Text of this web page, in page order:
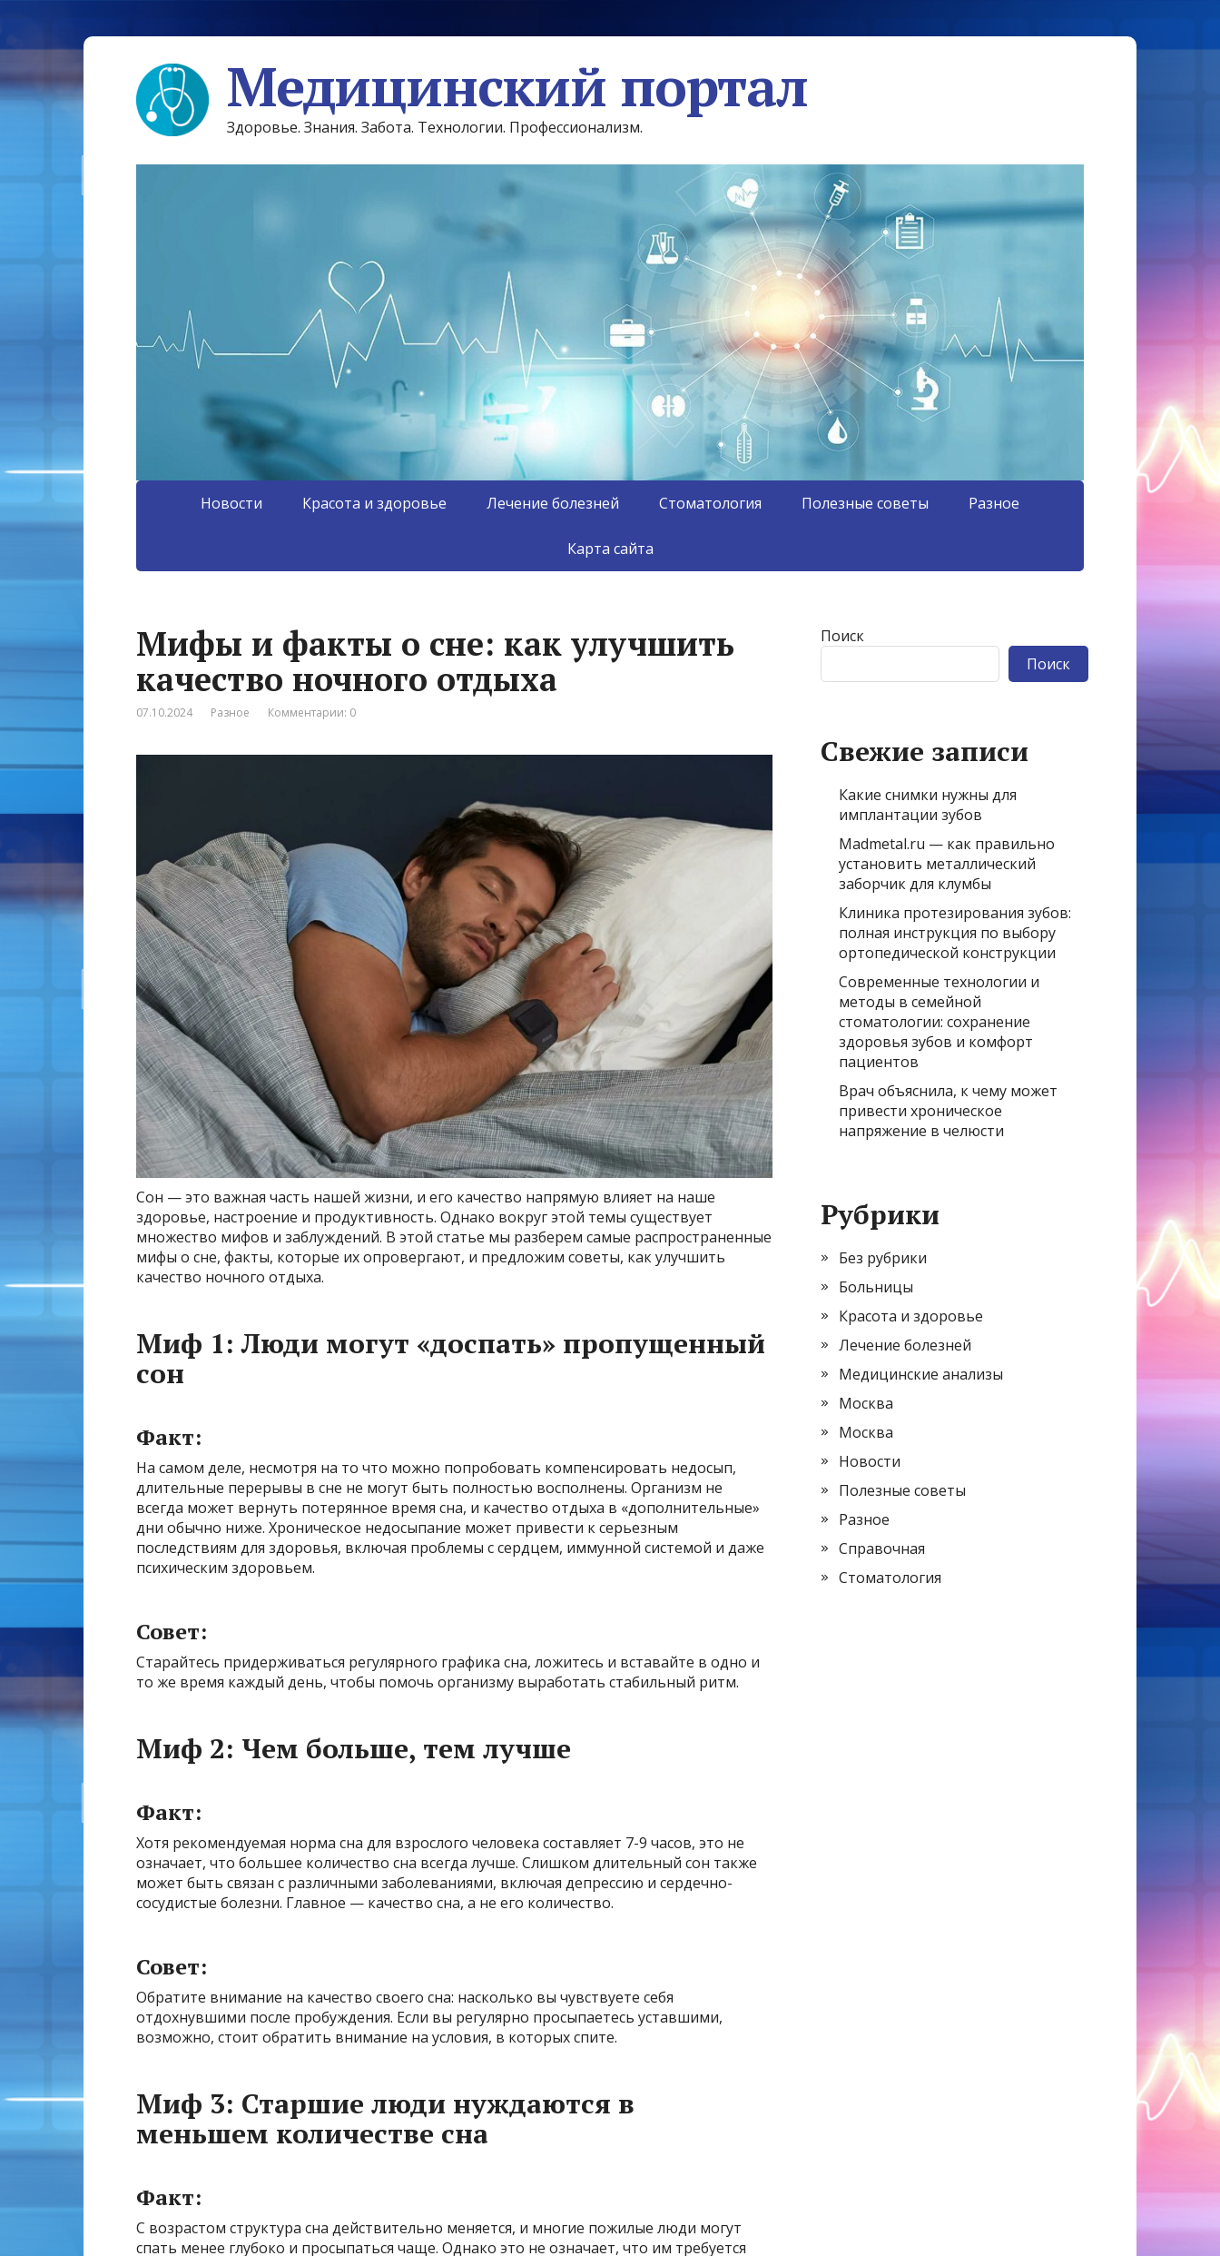
Медицинский портал
Здоровье. Знания. Забота. Технологии. Профессионализм.
Новости Красота и здоровье Лечение болезней Стоматология Полезные советы Разное
Карта сайта
Мифы и факты о сне: как улучшить
качество ночного отдыха
07.10.2024 Разное Комментарии: 0
Сон — это важная часть нашей жизни, и его качество напрямую влияет на наше
здоровье, настроение и продуктивность. Однако вокруг этой темы существует
множество мифов и заблуждений. В этой статье мы разберем самые распространенные
мифы о сне, факты, которые их опровергают, и предложим советы, как улучшить
качество ночного отдыха.
Миф 1: Люди могут «доспать» пропущенный
сон
Факт:
На самом деле, несмотря на то что можно попробовать компенсировать недосып,
длительные перерывы в сне не могут быть полностью восполнены. Организм не
всегда может вернуть потерянное время сна, и качество отдыха в «дополнительные»
дни обычно ниже. Хроническое недосыпание может привести к серьезным
последствиям для здоровья, включая проблемы с сердцем, иммунной системой и даже
психическим здоровьем.
Совет:
Старайтесь придерживаться регулярного графика сна, ложитесь и вставайте в одно и
то же время каждый день, чтобы помочь организму выработать стабильный ритм.
Миф 2: Чем больше, тем лучше
Факт:
Хотя рекомендуемая норма сна для взрослого человека составляет 7-9 часов, это не
означает, что большее количество сна всегда лучше. Слишком длительный сон также
может быть связан с различными заболеваниями, включая депрессию и сердечно-
сосудистые болезни. Главное — качество сна, а не его количество.
Совет:
Обратите внимание на качество своего сна: насколько вы чувствуете себя
отдохнувшими после пробуждения. Если вы регулярно просыпаетесь уставшими,
возможно, стоит обратить внимание на условия, в которых спите.
Миф 3: Старшие люди нуждаются в
меньшем количестве сна
Факт:
С возрастом структура сна действительно меняется, и многие пожилые люди могут
спать менее глубоко и просыпаться чаще. Однако это не означает, что им требуется
Поиск
Поиск
Свежие записи
Какие снимки нужны для
имплантации зубов
Madmetal.ru — как правильно
установить металлический
заборчик для клумбы
Клиника протезирования зубов:
полная инструкция по выбору
ортопедической конструкции
Современные технологии и
методы в семейной
стоматологии: сохранение
здоровья зубов и комфорт
пациентов
Врач объяснила, к чему может
привести хроническое
напряжение в челюсти
Рубрики
Без рубрики
Больницы
Красота и здоровье
Лечение болезней
Медицинские анализы
Москва
Москва
Новости
Полезные советы
Разное
Справочная
Стоматология